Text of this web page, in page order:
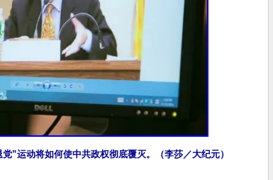
”运动将如何使中共政权彻底覆灭。（李莎／大纪元）